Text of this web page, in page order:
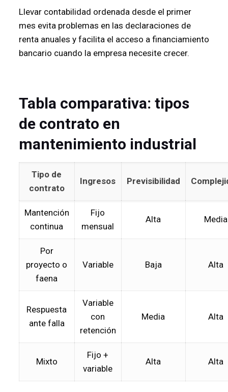
Llevar contabilidad ordenada desde el primer
mes evita problemas en las declaraciones de
renta anuales y facilita el acceso a financiamiento
bancario cuando la empresa necesite crecer.
Tabla comparativa: tipos
de contrato en
mantenimiento industrial
Tipo de
contrato
Ingresos Previsibilidad
Mantención
continua
Fijo
mensual
Alta Media
Por
proyecto o
faena
Variable Baja Alta
Respuesta
ante falla
Variable
con
retención
Media Alta
Mixto
Fijo +
variable
Alta Alta